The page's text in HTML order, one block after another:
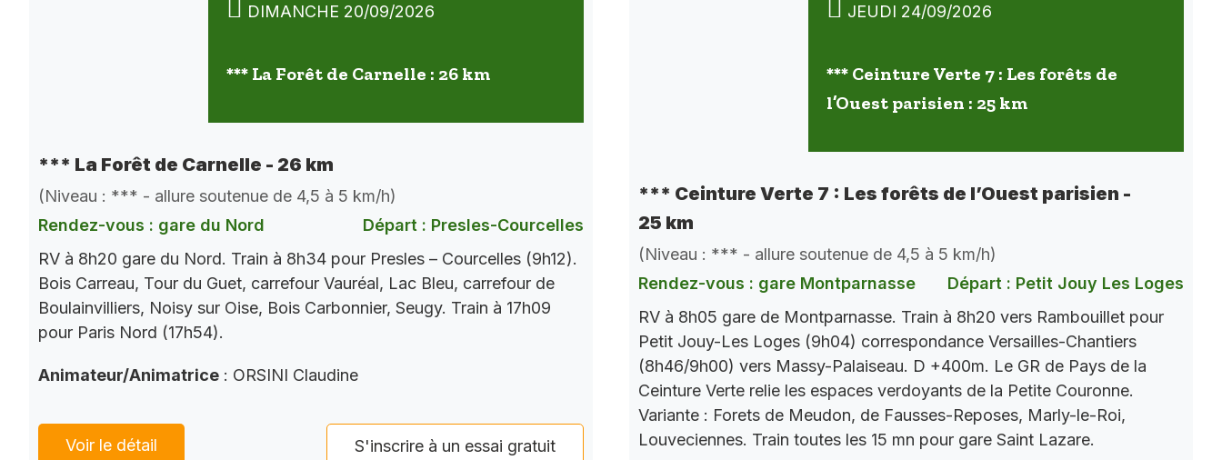
DIMANCHE 20/09/2026
*** La Forêt de Carnelle : 26 km
*** La Forêt de Carnelle - 26 km
(Niveau : *** - allure soutenue de 4,5 à 5 km/h)
Rendez-vous : gare du Nord
Départ : Presles-Courcelles
RV à 8h20 gare du Nord. Train à 8h34 pour Presles – Courcelles (9h12).
Bois Carreau, Tour du Guet, carrefour Vauréal, Lac Bleu, carrefour de
Boulainvilliers, Noisy sur Oise, Bois Carbonnier, Seugy. Train à 17h09
pour Paris Nord (17h54).
Animateur/Animatrice : ORSINI Claudine
Voir le détail S'inscrire à un essai gratuit
JEUDI 24/09/2026
*** Ceinture Verte 7 : Les forêts de
l’Ouest parisien : 25 km
*** Ceinture Verte 7 : Les forêts de l’Ouest parisien -
25 km
(Niveau : *** - allure soutenue de 4,5 à 5 km/h)
Rendez-vous : gare Montparnasse
Départ : Petit Jouy Les Loges
RV à 8h05 gare de Montparnasse. Train à 8h20 vers Rambouillet pour
Petit Jouy-Les Loges (9h04) correspondance Versailles-Chantiers
(8h46/9h00) vers Massy-Palaiseau. D +400m. Le GR de Pays de la
Ceinture Verte relie les espaces verdoyants de la Petite Couronne.
Variante : Forets de Meudon, de Fausses-Reposes, Marly-le-Roi,
Louveciennes. Train toutes les 15 mn pour gare Saint Lazare.